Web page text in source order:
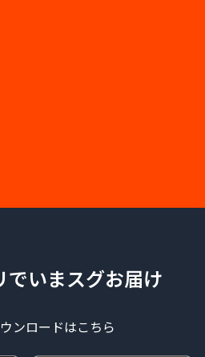
でいまスグお届け
ンロードはこちら